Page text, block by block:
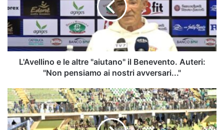
"aiutano"
il
Benevento.
Auteri:
"Non
pensiamo
avversari..."
L'Avellino e le altre "aiutano" il Benevento. Auteri:
"Non pensiamo ai nostri avversari..."
Taranto
e
Turris
deferite